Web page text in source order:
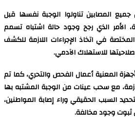
المصابين تناولوا الوجبة نفسها قبل
الأمر الذي رجح وجود حالة اشتباه تسمم
في اتخاذ الإجراءات اللازمة للكشف
للاستهلاك الآدمي.
المعنية أعمال الفحص والتحري، كما تم
مع سحب عينات من الوجبة المشتبه بها
السبب الحقيقي وراء إصابة المواطنين،
ثبوت وجود مخالفة.